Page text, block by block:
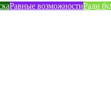
Равные возможностиРади